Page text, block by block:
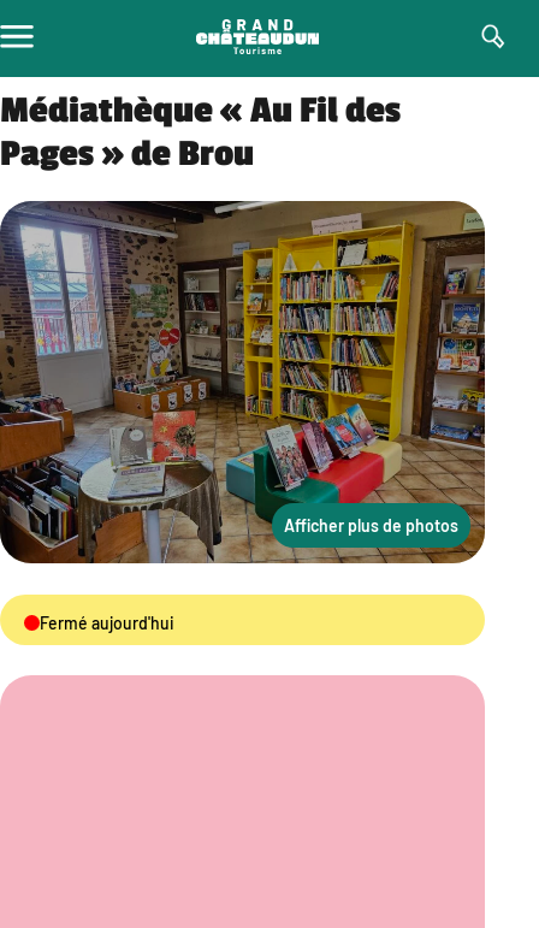
au
contenu
Médiathèque « Au Fil des
Pages » de Brou
Afficher plus de photos
Fermé aujourd'hui